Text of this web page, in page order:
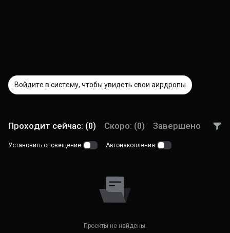
Войдите в систему, чтобы увидеть свои аирдропы
Проходит сейчас: (0) Скоро: (0) Завершено
Установить оповещение Автонакопления
Проекты не найдены.